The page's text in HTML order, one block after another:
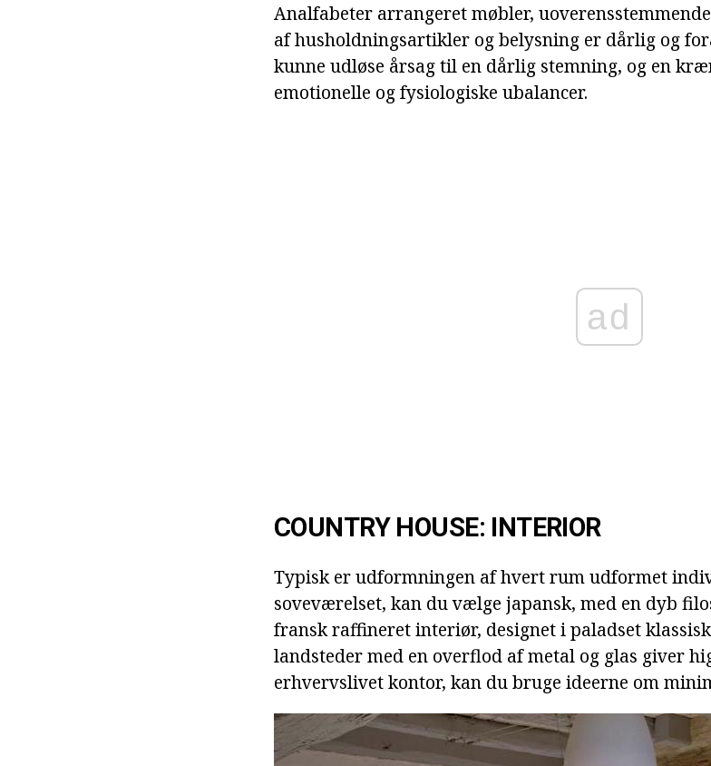
Analfabeter arrangeret møbler,
af husholdningsartikler og belysning er dårlig og
kunne udløse årsag til en dårlig stemning, og en
emotionelle og fysiologiske ubalancer.
ad
COUNTRY HOUSE: INTERIOR
Typisk er udformningen af hvert rum udformet
soveværelset, kan du vælge japansk, med en dyb
fransk raffineret interiør, designet i paladset
landsteder med en overflod af metal og glas giver
erhvervslivet kontor, kan du bruge ideerne om